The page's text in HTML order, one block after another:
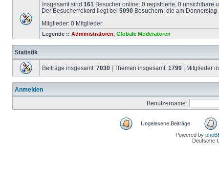
Insgesamt sind 161 Besucher online: 0 registrierte, 0 unsichtbare
Der Besucherrekord liegt bei 5090 Besuchern, die am
Mitglieder: 0 Mitglieder
Legende :: Administratoren, Globale Moderatoren
Statistik
Beiträge insgesamt: 7030 | Themen insgesamt: 1799 | Mitglieder
Anmelden
Benutzername:
Ungelesene Beiträge
Powered by
Deutsche